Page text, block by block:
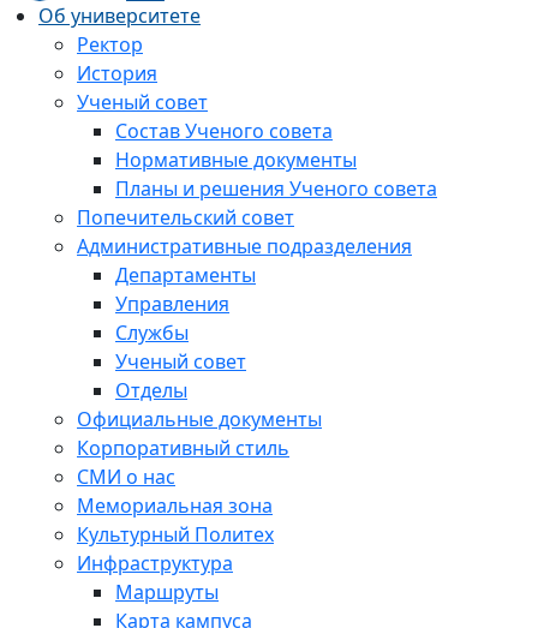
Об университете
Ректор
История
Ученый совет
Состав Ученого совета
Нормативные документы
Планы и решения Ученого совета
Попечительский совет
Административные подразделения
Департаменты
Управления
Службы
Ученый совет
Отделы
Официальные документы
Корпоративный стиль
СМИ о нас
Мемориальная зона
Культурный Политех
Инфраструктура
Маршруты
Карта кампуса